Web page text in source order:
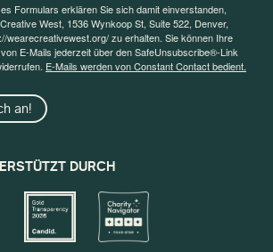
Formulars erklären Sie sich damit einverstanden,
West, 1536 Wynkoop St, Suite 522, Denver,
wearecreativewest.org/ zu erhalten. Sie können Ihre
E-Mails jederzeit über den SafeUnsubscribe®-Link
E-Mails werden von Constant Contact bedient.
an!
DURCH